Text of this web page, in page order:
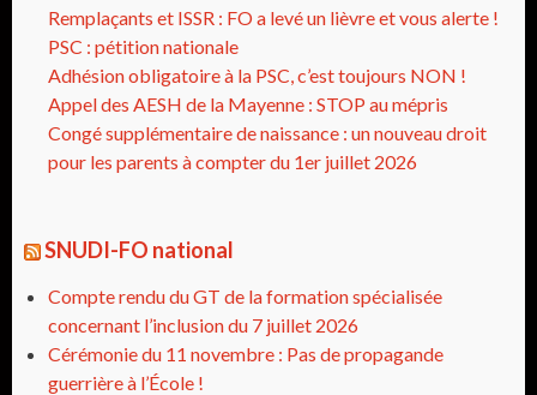
Remplaçants et ISSR : FO a levé un lièvre et vous alerte !
PSC : pétition nationale
Adhésion obligatoire à la PSC, c’est toujours NON !
Appel des AESH de la Mayenne : STOP au mépris
Congé supplémentaire de naissance : un nouveau droit
pour les parents à compter du 1er juillet 2026
SNUDI-FO national
Compte rendu du GT de la formation spécialisée
concernant l’inclusion du 7 juillet 2026
Cérémonie du 11 novembre : Pas de propagande
guerrière à l’École !